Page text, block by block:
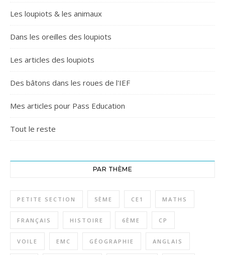
Les loupiots & les animaux
Dans les oreilles des loupiots
Les articles des loupiots
Des bâtons dans les roues de l'IEF
Mes articles pour Pass Education
Tout le reste
PAR THÈME
PETITE SECTION 5ÈME CE1 MATHS
FRANÇAIS HISTOIRE 6ÈME CP
VOILE EMC GÉOGRAPHIE ANGLAIS